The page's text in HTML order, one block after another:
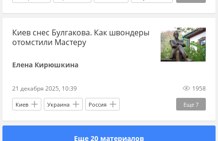
История Киев Москва
Тарас Шевченко Велимир Хлебников
скульптура
Киев снес Булгакова. Как швондеры
отомстили Мастеру
Елена Кирюшкина
21 декабря 2025, 10:39 1958
Еще 7
Киев Украина Россия
Михаил Булгаков Петр Чайковский
Киевсовет
Еще 20 материалов